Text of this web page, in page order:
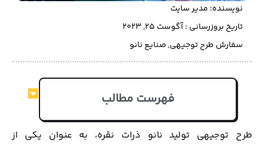
نویسنده: مدیر سایت
تاریخ بروزرسانی : آگوست 25, 2023
سفارش طرح توجیهی,صنایع نانو
فهرست مطالب
طرح توجیهی تولید نانو ذرات نقره، به عنوان یکی از